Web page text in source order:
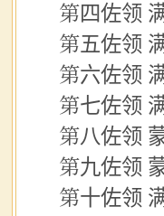
第四佐领
第五佐领
第六佐领
第七佐领
第八佐领
第九佐领
第十佐领